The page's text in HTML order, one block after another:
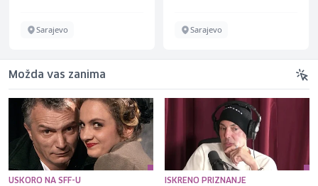
Sarajevo Sarajevo
Možda vas zanima
USKORO NA SFF-U ISKRENO PRIZNANJE